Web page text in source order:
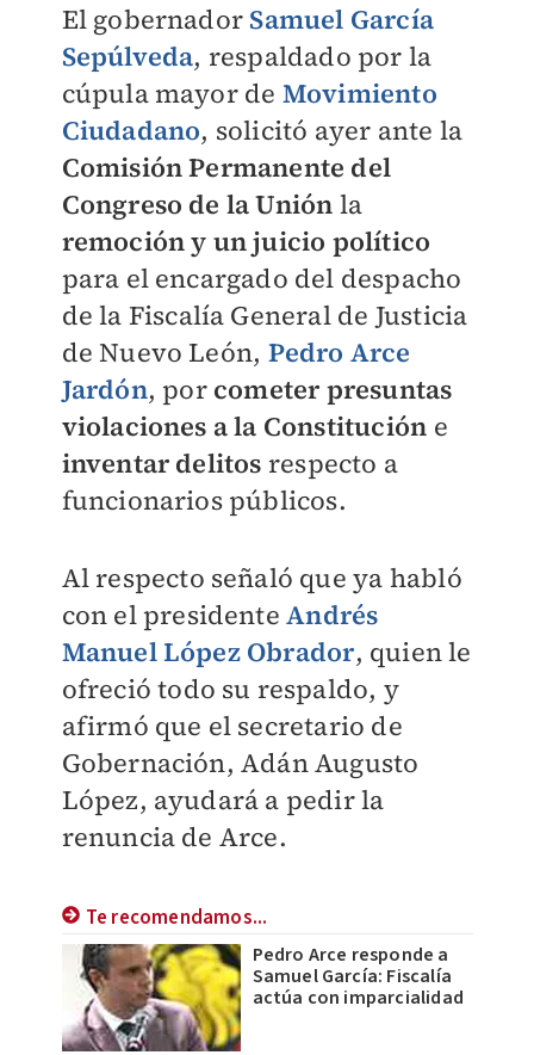
El gobernador Samuel García
Sepúlveda, respaldado por la
cúpula mayor de Movimiento
Ciudadano, solicitó ayer ante la
Comisión Permanente del
Congreso de la Unión la
remoción y un juicio político
para el encargado del despacho
de la Fiscalía General de Justicia
de Nuevo León, Pedro Arce
Jardón, por cometer presuntas
violaciones a la Constitución e
inventar delitos respecto a
funcionarios públicos.
Al respecto señaló que ya habló
con el presidenteAndrés
Manuel López Obrador, quien le
ofreció todo su respaldo, y
afirmó que el secretario de
Gobernación, Adán Augusto
López, ayudará a pedir la
renuncia de Arce.
Te recomendamos...
Pedro Arce responde a
Samuel García: Fiscalía
actúa con imparcialidad